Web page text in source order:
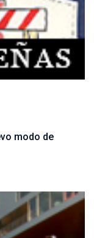
modo de